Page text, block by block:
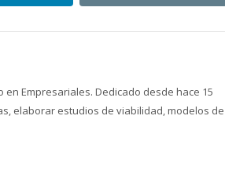
Empresariales. Dedicado desde hace 15
elaborar estudios de viabilidad, modelos de